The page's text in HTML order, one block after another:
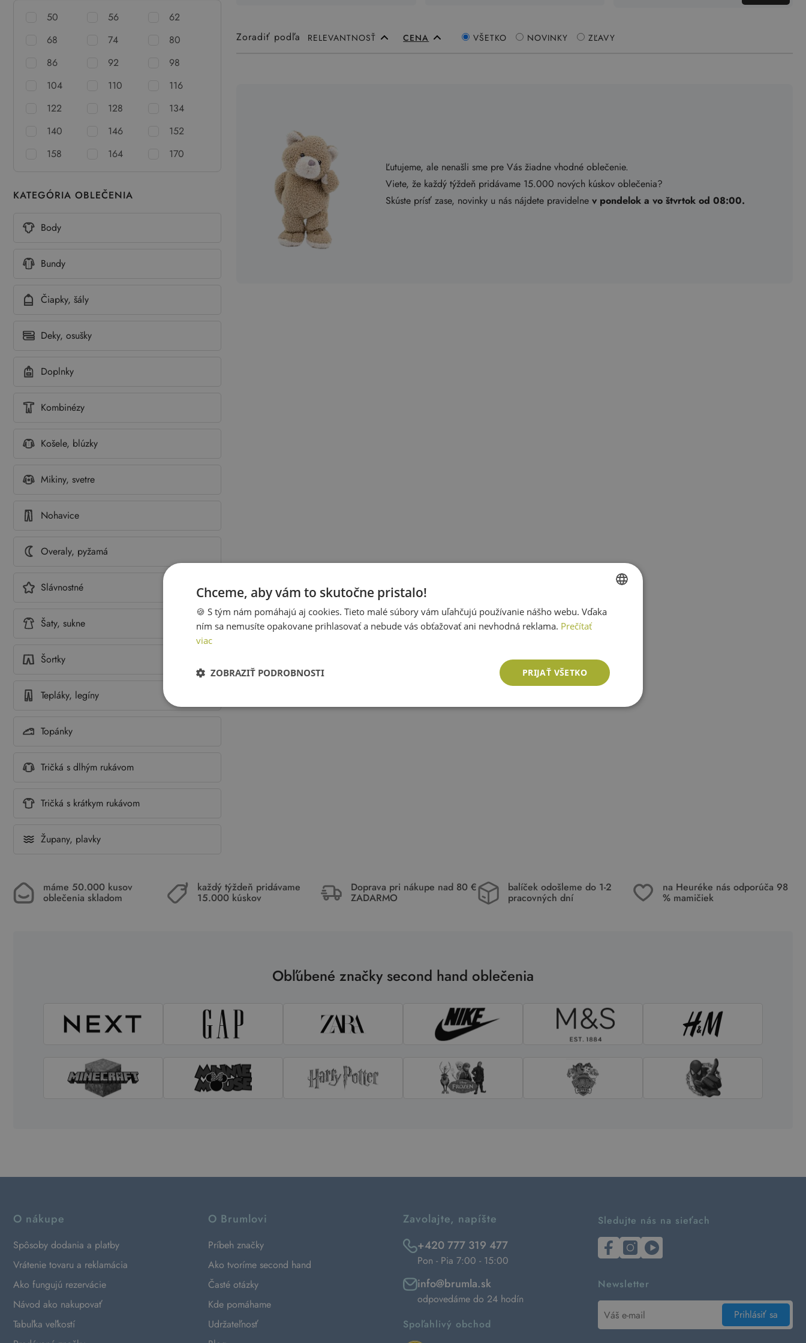
50 56
62
68
74
80
86
92
98
104
110
116
122
128
134
140
146
152
158
164 170
KATEGÓRIA OBLEČENIA
Body
Bundy
Čiapky, šály
Deky, osušky
Doplnky
Kombinézy
Košele, blúzky
Mikiny, svetre
Nohavice
Overaly, pyžamá
Slávnostné
Šaty, sukne
Šortky
Tepláky, legíny
Topánky
Tričká s dlhým rukávom
Tričká s krátkym rukávom
Župany, plavky
Zoradiť podľa RELEVANTNOSŤ CENA VŠETKO NOVINKY ZĽAVY
Ľutujeme, ale nenašli sme pre Vás žiadne vhodné oblečenie.
Viete, že každý týždeň pridávame 15.000 nových kúskov oblečenia?
Skúste prísť zase, novinky u nás nájdete pravidelnev pondelok a vo štvrtok od 08:00.
máme 50.000 kusov
oblečenia skladom
každý týždeň pridávame
15.000 kúskov
Doprava pri nákupe nad 80 €
ZADARMO
balíček odošleme do 1-2
pracovných dní
na Heuréke nás odporúča 98
% mamičiek
Obľúbené značky second hand oblečenia
O nákupe
Spôsoby dodania a platby
Vrátenie tovaru a reklamácia
Ako fungujú rezervácie
Návod ako nakupovať
Tabuľka veľkostí
O Brumlovi
Príbeh značky
Ako tvoríme second hand
Časté otázky
Kde pomáhame
Udržateľnosť
Zavolajte, napíšte
+420 777 319 477
Pon - Pia 7:00 - 15:00
info@brumla.sk
odpovedáme do 24 hodín
Spoľahlivý obchod
Sledujte nás na sieťach
Newsletter
Prihlásiť sa
SLOVAK
ENGLISH
Chceme, aby vám to skutočne pristalo!
🍪 S tým nám pomáhajú aj cookies. Tieto malé súbory vám uľahčujú používanie nášho webu. Vďaka
ním sa nemusíte opakovane prihlasovať a nebude vás obťažovať ani nevhodná reklama. Prečítať
viac
PRIJAŤ VŠETKO
ZOBRAZIŤ PODROBNOSTI